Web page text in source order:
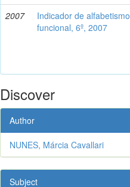
2007
Indicador de alfabetismo
funcional, 6º, 2007
Discover
Author
NUNES, Márcia Cavallari
Subject